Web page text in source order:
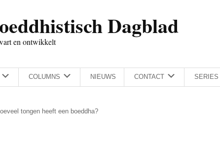
Dagblad
en ontwikkelt
COLUMNS NIEUWS CONTACT SERIES
tongen heeft een boeddha?